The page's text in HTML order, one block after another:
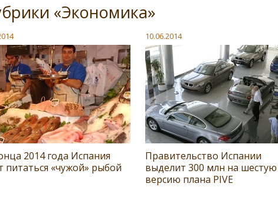
«Экономика»
2014 года Испания
питаться «чужой» рыбой
10.06.2014
Правительство Испании
выделит 300 млн на шестую
версию плана PIVE